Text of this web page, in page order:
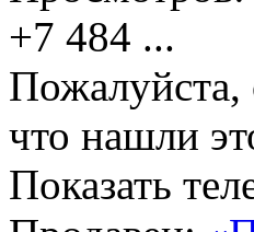
+7 484 ...
Пожалуйста,
что нашли
Показать